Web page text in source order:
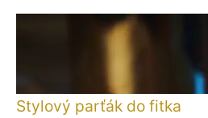
Stylový parťák do fitka